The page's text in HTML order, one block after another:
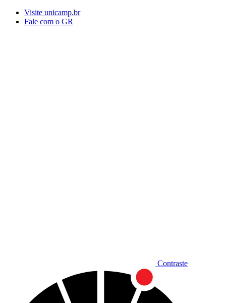
Conteúdo principal Menu principal
Visite unicamp.br
Fale com o GR
Contraste